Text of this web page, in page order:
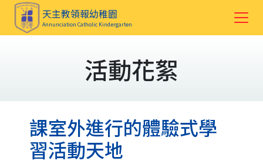
天主教領報幼稚園
Annunciation Catholic Kindergarten
活動花絮
課室外進行的體驗式學
習活動天地